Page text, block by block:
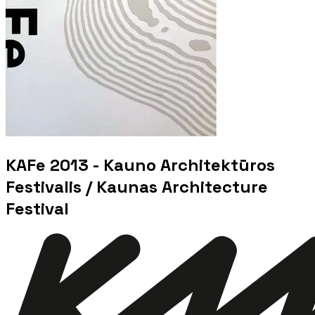
KAFe 2013 - Kauno Architektūros
Festivalis / Kaunas Architecture
Festival